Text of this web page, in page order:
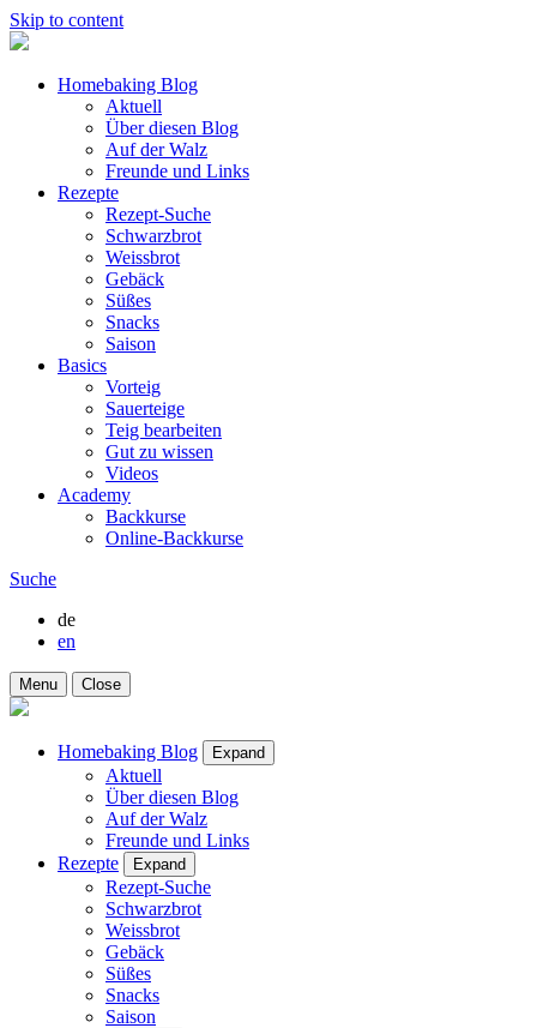
Skip to content
Homebaking Blog
Aktuell
Über diesen Blog
Auf der Walz
Freunde und Links
Rezepte
Rezept-Suche
Schwarzbrot
Weissbrot
Gebäck
Süßes
Snacks
Saison
Basics
Vorteig
Sauerteige
Teig bearbeiten
Gut zu wissen
Videos
Academy
Backkurse
Online-Backkurse
Suche
de
en
Menu Close
Homebaking Blog Expand
Aktuell
Über diesen Blog
Auf der Walz
Freunde und Links
Rezepte
Expand
Rezept-Suche
Schwarzbrot
Weissbrot
Gebäck
Süßes
Snacks
Saison